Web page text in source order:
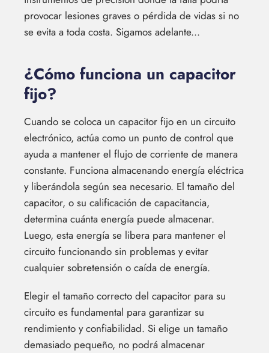
provocar lesiones graves o pérdida de vidas si no
se evita a toda costa. Sigamos adelante...
¿Cómo funciona un capacitor
fijo?
Cuando se coloca un capacitor fijo en un circuito
electrónico, actúa como un punto de control que
ayuda a mantener el flujo de corriente de manera
constante. Funciona almacenando energía eléctrica
y liberándola según sea necesario. El tamaño del
capacitor, o su calificación de capacitancia,
determina cuánta energía puede almacenar.
Luego, esta energía se libera para mantener el
circuito funcionando sin problemas y evitar
cualquier sobretensión o caída de energía.
Elegir el tamaño correcto del capacitor para su
circuito es fundamental para garantizar su
rendimiento y confiabilidad. Si elige un tamaño
demasiado pequeño, no podrá almacenar